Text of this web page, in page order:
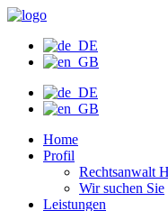
Zum
wechseln
Home
Profil
Rechtsanwalt
Wir suchen Sie
Leistungen